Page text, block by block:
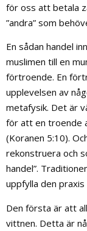
för oss att betala
”andra” som
En sådan handel
muslimen till en
förtroende. En
upplevelsen av
metafysik. Det är
för att en troende
(Koranen 5:10).
rekonstruera och
handel”.
uppfylla den
Den första är att
vittnen. Detta är